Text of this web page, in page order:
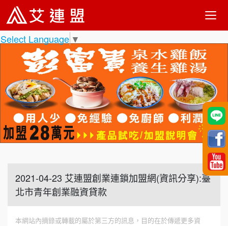
Select Language ▼
2021-04-23 艾連盟創業連鎖加盟網(資訊分享):臺
北市青年創業融資貸款
本網站內摘錄或轉載的屬於第三方的訊息，目的在於傳遞更多資